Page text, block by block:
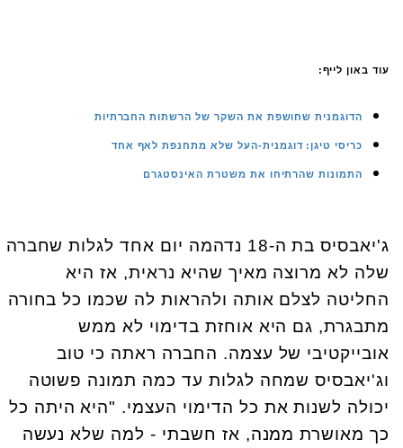
עוד באון לייף:
הדוגמנית שחושפת את השקר של הרשתות החברתיות
כריסי טיגן: דוגמנית-העל שלא מתחנפת לאף אחד
התמונות שהרתיחו את משטרת האינסטגרם
ג'יאבסיס בת ה-18 נדהמה יום אחד לגלות שחברה
שלה לא מרוצה מאיך שהיא נראית, אז היא
החליטה לצלם אותה ולהראות לה שכמו כל בחורה
מתבגרת, גם היא אוחזת בדימוי לא ממש
אובייקטיבי של עצמה. החברה ראתה כי טוב
וג'יאבסיס שמחה לגלות עד כמה תמונה פשוטה
יכולה לשנות את כל הדימוי העצמי. "היא היתה כל
כך מאושרת ממנה, אז חשבתי - למה שלא נעשה